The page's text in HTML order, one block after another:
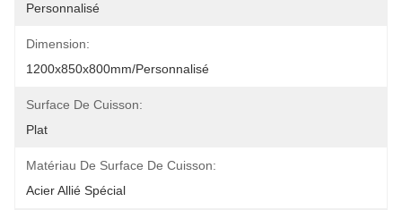
Personnalisé
Dimension:
1200x850x800mm/personnalisé
Surface De Cuisson:
Plat
Matériau De Surface De Cuisson:
Acier Allié Spécial